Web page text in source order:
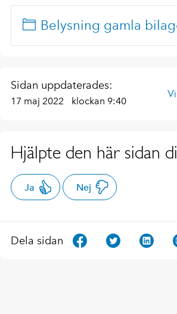
Belysning gamla
Sidan uppdaterades:
17 maj 2022 klockan 9:40
Hjälpte den här sidan
Ja Nej
Dela sidan